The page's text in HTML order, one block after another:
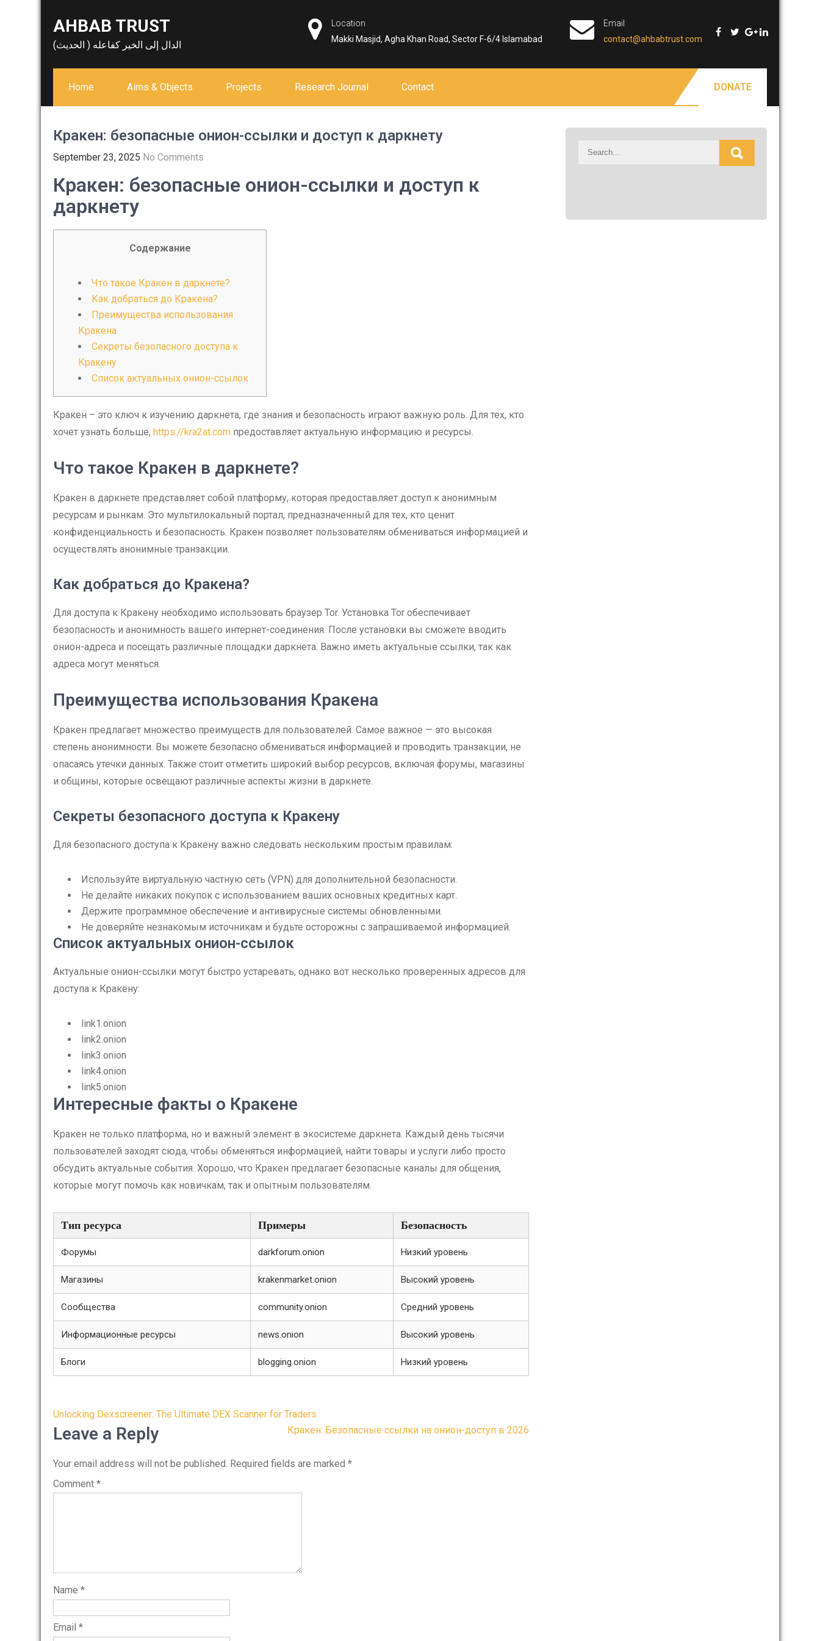
AHBAB TRUST
الدال إلى الخير كفاعله ( الحديث)
Location
Makki Masjid, Agha Khan Road, Sector F-6/4 Islamabad
Email
contact@ahbabtrust.com
Home Aims & Objects Projects Research Journal Contact DONATE
Кракен: безопасные онион-ссылки и доступ к даркнету
September 23, 2025 No Comments
Кракен: безопасные онион-ссылки и доступ к
даркнету
Содержание
Что такое Кракен в даркнете?
Как добраться до Кракена?
Преимущества использования
Кракена
Секреты безопасного доступа к
Кракену
Список актуальных онион-ссылок
Кракен – это ключ к изучению даркнета, где знания и безопасность играют важную роль. Для тех, кто
хочет узнать больше, https://kra2at.com предоставляет актуальную информацию и ресурсы.
Что такое Кракен в даркнете?
Кракен в даркнете представляет собой платформу, которая предоставляет доступ к анонимным
ресурсам и рынкам. Это мультилокальный портал, предназначенный для тех, кто ценит
конфиденциальность и безопасность. Кракен позволяет пользователям обмениваться информацией и
осуществлять анонимные транзакции.
Как добраться до Кракена?
Для доступа к Кракену необходимо использовать браузер Tor. Установка Tor обеспечивает
безопасность и анонимность вашего интернет-соединения. После установки вы сможете вводить
онион-адреса и посещать различные площадки даркнета. Важно иметь актуальные ссылки, так как
адреса могут меняться.
Преимущества использования Кракена
Кракен предлагает множество преимуществ для пользователей. Самое важное — это высокая
степень анонимности. Вы можете безопасно обмениваться информацией и проводить транзакции, не
опасаясь утечки данных. Также стоит отметить широкий выбор ресурсов, включая форумы, магазины
и общины, которые освещают различные аспекты жизни в даркнете.
Секреты безопасного доступа к Кракену
Для безопасного доступа к Кракену важно следовать нескольким простым правилам:
Используйте виртуальную частную сеть (VPN) для дополнительной безопасности.
Не делайте никаких покупок с использованием ваших основных кредитных карт.
Держите программное обеспечение и антивирусные системы обновленными.
Не доверяйте незнакомым источникам и будьте осторожны с запрашиваемой информацией.
Список актуальных онион-ссылок
Актуальные онион-ссылки могут быстро устаревать, однако вот несколько проверенных адресов для
доступа к Кракену:
link1.onion
link2.onion
link3.onion
link4.onion
link5.onion
Интересные факты о Кракене
Кракен не только платформа, но и важный элемент в экосистеме даркнета. Каждый день тысячи
пользователей заходят сюда, чтобы обменяться информацией, найти товары и услуги либо просто
обсудить актуальные события. Хорошо, что Кракен предлагает безопасные каналы для общения,
которые могут помочь как новичкам, так и опытным пользователям.
Тип ресурса Примеры Безопасность
Форумы darkforum.onion Низкий уровень
Магазины krakenmarket.onion Высокий уровень
Сообщества community.onion Средний уровень
Информационные ресурсы news.onion Высокий уровень
Блоги blogging.onion Низкий уровень
Post
navigation
Unlocking Dexscreener: The Ultimate DEX Scanner for Traders
Кракен: Безопасные ссылки на онион-доступ в 2026
Leave a Reply
Your email address will not be published. Required fields are marked *
Comment *
Name *
Email *